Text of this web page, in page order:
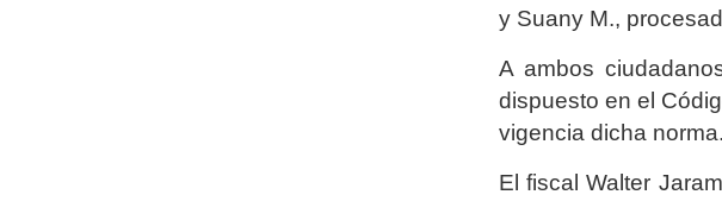
y Suany M.,
A ambos
dispuesto en el
vigencia dicha norma.
El fiscal Walter